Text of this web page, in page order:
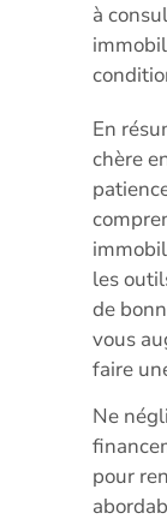
à
En
chère
les
de
vous
faire
Ne
pour